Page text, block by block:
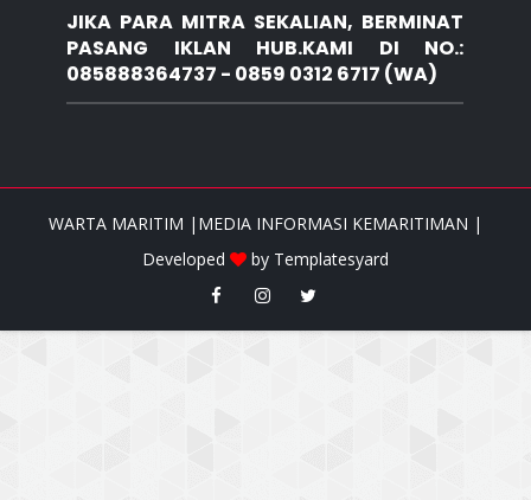
JIKA PARA MITRA SEKALIAN, BERMINAT
PASANG IKLAN HUB.KAMI DI NO.:
085888364737 - 0859 0312 6717 (WA)
WARTA MARITIM |MEDIA INFORMASI KEMARITIMAN |
Developed
by Templatesyard